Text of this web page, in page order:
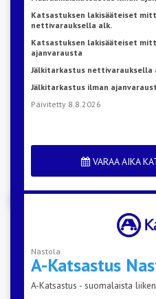
Katsastuksen lakisääteiset
nettivarauksella alk.
Katsastuksen lakisääteiset
ajanvarausta
Jälkitarkastus nettivarauksella
Jälkitarkastus ilman
Päivitetty 8.8.2026
VARAA AIKA
Nastola
A-Katsastus
A-Katsastus - suomalaista